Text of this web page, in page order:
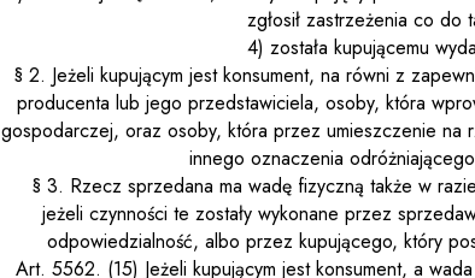
zgłosił zastrzeżenia co
4) została kupującemu
§ 2. Jeżeli kupującym jest konsument, na równi z
producenta lub jego przedstawiciela, osoby, która
gospodarczej, oraz osoby, która przez umieszczenie
innego oznaczenia
§ 3. Rzecz sprzedana ma wadę fizyczną także w
jeżeli czynności te zostały wykonane przez
odpowiedzialność, albo przez kupującego, który
Art. 5562. (15) Jeżeli kupującym jest konsument, a